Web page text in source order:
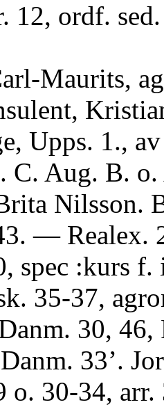
12, ordf.
Maurits,
Upps. 1., av
C. Aug. B.
Nilsson.
— Realex.
spec :kurs f.
35-37,
30, 46,
33’.
o. 30-34, arr.